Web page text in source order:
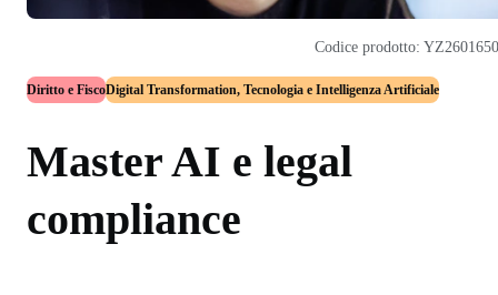
Diritto e FiscoDigital Transformation, Tecnologia e Intelligenza Artificiale
Master AI e legal
compliance
Codice prodotto: